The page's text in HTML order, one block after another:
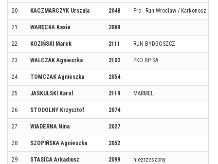
20 KACZMARCZYK Urszula 2048 Pro - Run Wrocław / Karkonosz
21 WARĘCKA Kasia 2069
22 KOZIŃSKI Marek 2111 RUN BYDGOSZCZ
23 WALCZAK Agnieszka 2102 PKO BP SA
24 TOMCZAK Agnieszka 2054
25 JASKULSKI Karol 2119 MARMEL
26 STODOLNY Krzysztof 2074
27 WIADERNA Nina 2027
28 SZOPIŃSKA Agnieszka 2052
29 STASICA Arkadiusz 2099 niezrzeszony